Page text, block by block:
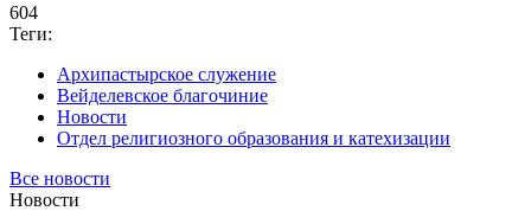
604
Теги:
Архипастырское служение
Вейделевское благочиние
Новости
Отдел религиозного образования и катехизации
Все новости
Новости